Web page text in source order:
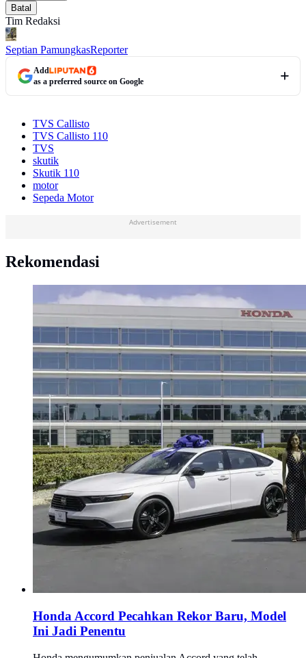
Batal
Tim Redaksi
Septian PamungkasReporter
Add
as a preferred source on Google
TVS Callisto
TVS Callisto 110
TVS
skutik
Skutik 110
motor
Sepeda Motor
Advertisement
Rekomendasi
Honda Accord Pecahkan Rekor Baru, Model
Ini Jadi Penentu